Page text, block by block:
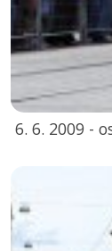
6. 6. 2009 -